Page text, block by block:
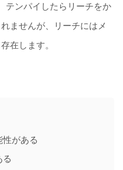
テンパイしたらリーチをか
ませんが、リーチにはメ
在します。
がある
る